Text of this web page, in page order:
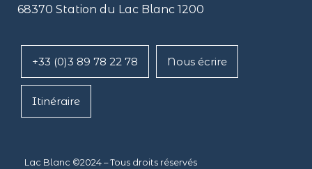
68370 Station du Lac Blanc 1200
+33 (0)3 89 78 22 78 Nous écrire
Itinéraire
Lac Blanc ©2024 – Tous droits réservés